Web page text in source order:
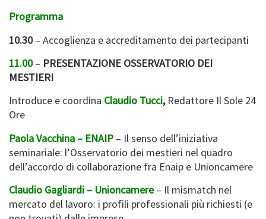
Programma
10.30– Accoglienza e accreditamento dei partecipanti
11.00– PRESENTAZIONE OSSERVATORIO DEI
MESTIERI
Introduce e coordina Claudio Tucci,Redattore Il Sole 24
Ore
Paola Vacchina – ENAIP – Il senso dell’iniziativa
seminariale: l’Osservatorio dei mestieri nel quadro
dell’accordo di collaborazione fra Enaip e Unioncamere
Claudio Gagliardi – Unioncamere– Il mismatch nel
mercato del lavoro: i profili professionali più richiesti (e